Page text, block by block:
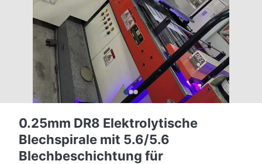
0.25mm DR8 Elektrolytische
Blechspirale mit 5.6/5.6
Blechbeschichtung für